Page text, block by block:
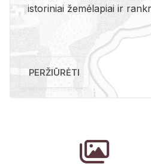
is­to­ri­niai že­mė­la­piai ir
PERŽIŪRĖTI